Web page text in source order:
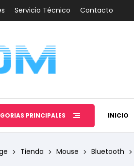
Servicio Técnico Contacto
PRINCIPALES INICIO
Tienda Mouse Bluetooth